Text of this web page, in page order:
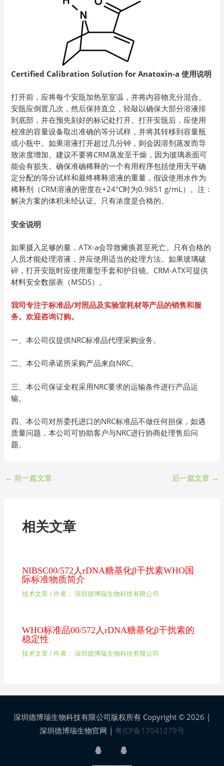
Certified Calibration Solution for Anatoxin-a 使用说明
打开前，应将每个安瓿加热至室温，并将内容物充分混合。
安瓿应倒置几次，然后保持直立，轻敲以确保大部分溶液排
到底部，并在预先刻好的标记处打开。打开安瓿后，应使用
校准的容量设备取出准确的等分试样，并将其转移到容量瓶
或小瓶中。如果溶液打开超过几分钟，则会因溶剂蒸发而导
致浓度增加。建议不要将CRM蒸发至干燥，因为玻璃表面可
能会有损失。确保准确稀释的一个有用程序包括使用天平确
定分配的等分试样和最终稀释溶液的重量，假设使用水作为
稀释剂（CRM溶液的密度在+24°C时为0.9851 g/mL）。注：
解决方案的体积未经认证。只有浓度是合格的。
安全说明
如果摄入足够的量，ATX-a会导致瘫痪甚至死亡。只有合格的
人员才能处理溶液，并应使用适当的处理方法。如果玻璃破
碎，打开安瓿时应使用重型手套和护目镜。CRM-ATX可提供
材料安全数据表（MSDS）。
我司专注于标准品/对照品及实验室耗材等产品的销售和服
务。欢迎咨询订购。
一、本公司仅提供NRC标准品代理采购业务。
二、本公司承诺所采购产品来自NRC。
三、本公司保证全程采用NRC要求的运输条件进行产品运
输。
四、本公司对所委托进口的NRC标准品不做任何担保，如遇
质量问题，本公司可协助客户与NRC进行协商处理售后问
题。
← 前一篇文章 后一篇文章 →
相关文章
NIBSC00/572人rDNA糖基化β干扰素WHO国
际标准物质简介
技术文章/ 作者： 深圳德博瑞生物科技有限公司
WHO标准品00/572人rDNA糖基化β干扰素的
稳定性
技术文章/ 作者： 深圳德博瑞生物科技有限公司
深圳德博瑞生物科技有限公司版权所有 Copyright © 2026 |
深圳德博瑞生物官网 | 粤ICP备17041279号